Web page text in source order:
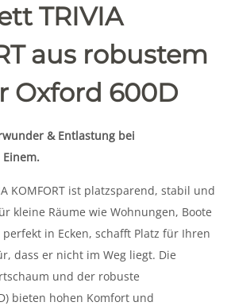
TRIVIA
aus robustem
Oxford 600D
& Entlastung bei
KOMFORT ist platzsparend, stabil und
kleine Räume wie Wohnungen, Boote
perfekt in Ecken, schafft Platz für Ihren
dass er nicht im Weg liegt. Die
und der robuste
bieten hohen Komfort und